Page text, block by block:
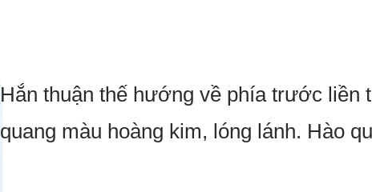
Hắn thuận thế hướng về phía trước liền
quang màu hoàng kim, lóng lánh. Hào